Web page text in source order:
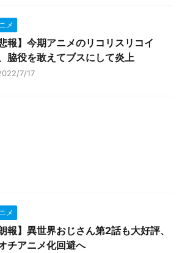
メ
悲報】今期アニメのリコリスリコイ
脇役を敢えてブスにして炎上
7/17
メ
朗報】異世界おじさん第2話も大好評、
チアニメ化回避へ